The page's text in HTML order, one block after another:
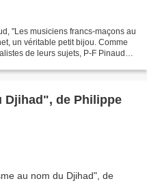
"Les musiciens francs-maçons au
un véritable petit bijou. Comme
de leurs sujets, P-F Pinaud
Djihad", de Philippe